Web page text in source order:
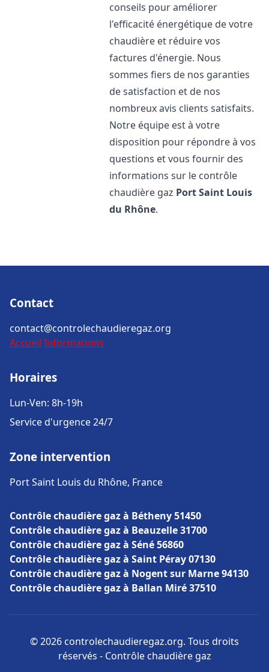
conseils pour améliorer
l'efficacité énergétique de votre
chaudière et réduire vos
factures d'énergie. Nous
sommes fiers de nos garanties
de satisfaction et de nos
nombreux avis clients satisfaits.
Notre équipe est à votre
disposition pour répondre à vos
questions et vous fournir des
informations sur le contrôle
chaudière gaz Port Saint Louis
du Rhône.
Contact
contact@controlechaudieregaz.org
Accueil Informations
Horaires
Lun-Ven: 8h-19h
Service d'urgence 24/7
Zone intervention
Port Saint Louis du Rhône, France
Contrôle chaudière gaz à Bétheny 51450
Contrôle chaudière gaz à Beauzelle 31700
Contrôle chaudière gaz à Séné 56860
Contrôle chaudière gaz à Saint Péray 07130
Contrôle chaudière gaz à Nogent sur Marne 94130
Contrôle chaudière gaz à Ballan Miré 37510
© 2026 controlechaudieregaz.org. Tous droits
réservés - Contrôle chaudière gaz